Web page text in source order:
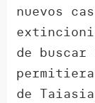
nuevos
de buscar
de